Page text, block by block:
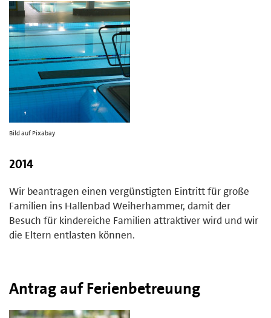
Bild auf Pixabay
2014
Wir beantragen einen vergünstigten Eintritt für große
Familien ins Hallenbad Weiherhammer, damit der
Besuch für kindereiche Familien attraktiver wird und wir
die Eltern entlasten können.
Antrag auf Ferienbetreuung